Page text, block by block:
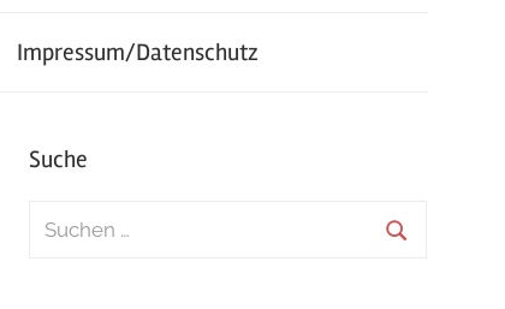
Impressum/Datenschutz
Suche
Suchen